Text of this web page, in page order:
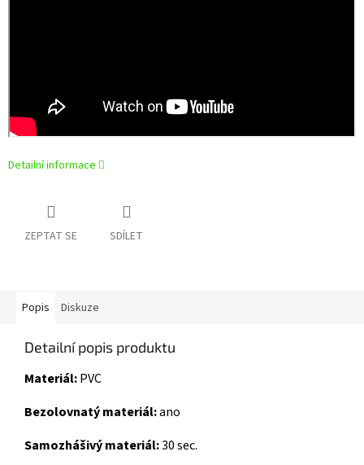
Detailní informace
ZEPTAT SE SDÍLET
Popis Diskuze
Detailní popis produktu
Materiál:PVC
Bezolovnatý materiál:ano
Samozhášivý materiál:30 sec.